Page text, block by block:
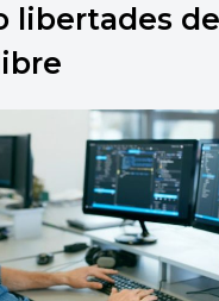
libertades